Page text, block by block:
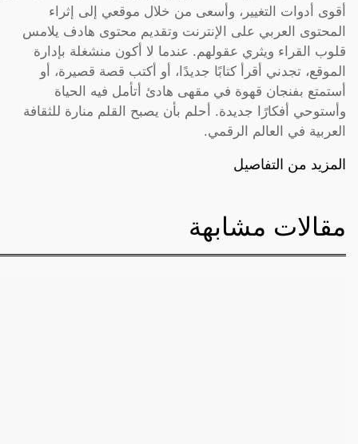
أقوى أدوات التغيير، وأسعى من خلال موقعي إلى إثراء
المحتوى العربي على الإنترنت وتقديم محتوى هادف يلامس
قلوب القراء ويثري عقولهم. عندما لا أكون منشغلة بإدارة
الموقع، تجدني أقرأ كتابًا جديدًا، أو أكتب قصة قصيرة، أو
أستمتع بفنجان قهوة في مقهى هادئ أتأمل فيه الحياة
وأستوحي أفكارًا جديدة. أحلم بأن يصبح القلم منارة للثقافة
العربية في العالم الرقمي.
المزيد من التفاصيل
مقالات مشابهة